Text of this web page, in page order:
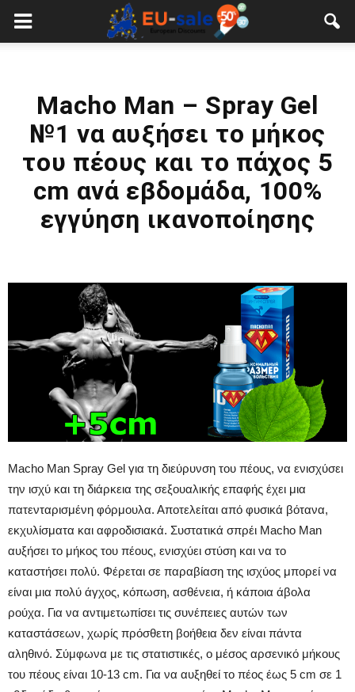
European
Macho Man – Spray Gel
№1 να αυξήσει το μήκος
του πέους και το πάχος 5
cm ανά εβδομάδα, 100%
εγγύηση ικανοποίησης
Macho Man Spray Gel για τη διεύρυνση του πέους, να ενισχύσει
την ισχύ και τη διάρκεια της σεξουαλικής επαφής έχει μια
πατενταρισμένη φόρμουλα. Αποτελείται από φυσικά βότανα,
εκχυλίσματα και αφροδισιακά. Συστατικά σπρέι Macho Man
αυξήσει το μήκος του πέους, ενισχύει στύση και να το
καταστήσει πολύ. Φέρεται σε παραβίαση της ισχύος μπορεί να
είναι μια πολύ άγχος, κόπωση, ασθένεια, ή κάποια άβολα
ρούχα. Για να αντιμετωπίσει τις συνέπειες αυτών των
καταστάσεων, χωρίς πρόσθετη βοήθεια δεν είναι πάντα
αληθινό. Σύμφωνα με τις στατιστικές, ο μέσος αρσενικό μήκους
του πέους είναι 10-13 cm. Για να αυξηθεί το πέος έως 5 cm σε 1